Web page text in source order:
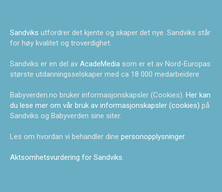
Sandviks utfordrer det kjente og skaper det nye. Sandviks står
for høy kvalitet og troverdighet.
Sandviks er en del av AcadeMedia som er et av Nord-Europas
største utdanningsselskaper med ca 18 000 medarbeidere.
Babyverden.no bruker informasjonskapsler (Cookies). Her kan
du lese mer om vår bruk av informasjonskapsler (cookies) på
Sandviks og Babyverden sine siter.
Les om hvordan vi behandler dine personopplysninger.
Aktsomhetsvurdering for Sandviks.